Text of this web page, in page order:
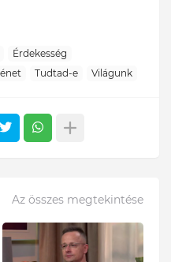
Érdekesség
Tudtad-e Világunk
Az összes megtekintése